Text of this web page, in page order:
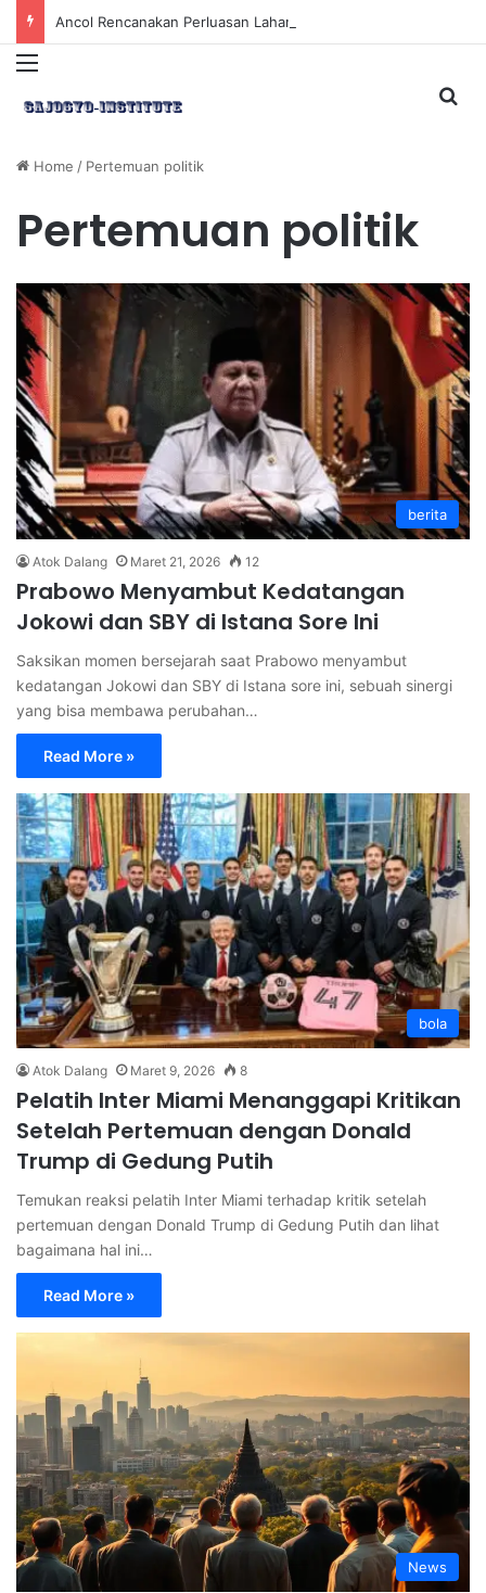
Menu
Home / Pertemuan politik
Pertemuan politik
berita
Atok Dalang Maret 21, 2026 12
Prabowo Menyambut Kedatangan
Jokowi dan SBY di Istana Sore Ini
Saksikan momen bersejarah saat Prabowo menyambut
kedatangan Jokowi dan SBY di Istana sore ini, sebuah sinergi
yang bisa membawa perubahan…
Read More »
bola
Atok Dalang Maret 9, 2026 8
Pelatih Inter Miami Menanggapi Kritikan
Setelah Pertemuan dengan Donald
Trump di Gedung Putih
Temukan reaksi pelatih Inter Miami terhadap kritik setelah
pertemuan dengan Donald Trump di Gedung Putih dan lihat
bagaimana hal ini…
Read More »
News